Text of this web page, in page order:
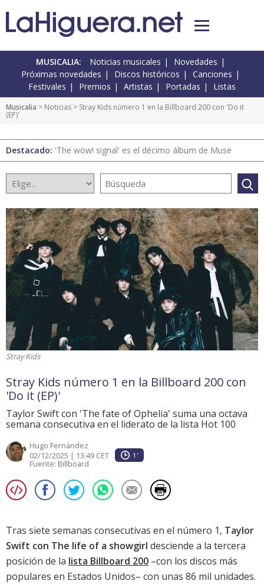
MUSICALIA: Noticias musicales
Novedades
Próximas novedades
Discos históricos
Canciones
Festivales
Premios Artistas Portadas Listas
Musicalia > Noticias > Stray Kids número 1 en la Billboard 200 con 'Do it
(EP)'
Destacado: 'The wow! signal' es el décimo álbum de Muse
Stray Kids
Stray Kids número 1 en la Billboard 200 con
'Do it (EP)'
Taylor Swift con 'The fate of Ophelia' suma una octava
semana consecutiva en el liderato de la lista Hot 100
Hugo Fernández
02/12/2025 | 13:49 CET
1'
Fuente: Billboard
Tras siete semanas consecutivas en el número 1, Taylor
Swift con The life of a showgirl desciende a la tercera
posición de la lista Billboard 200 –con los discos más
populares en Estados Unidos– con unas 86 mil unidades.